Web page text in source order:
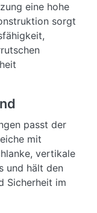
eine hohe
sorgt
passt der
mit
vertikale
und hält den
Sicherheit im